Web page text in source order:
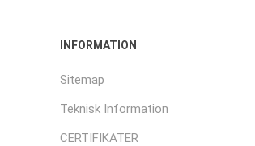
INFORMATION
Sitemap
Teknisk Information
CERTIFIKATER